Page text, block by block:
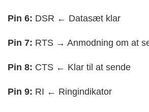
Pin 6: DSR ← Datasæt klar
Pin 7: RTS → Anmodning om at
Pin 8: CTS ← Klar til at sende
Pin 9: RI ← Ringindikator